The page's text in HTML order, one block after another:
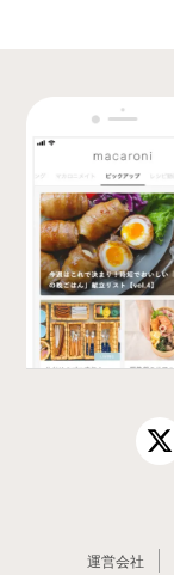
運営会社